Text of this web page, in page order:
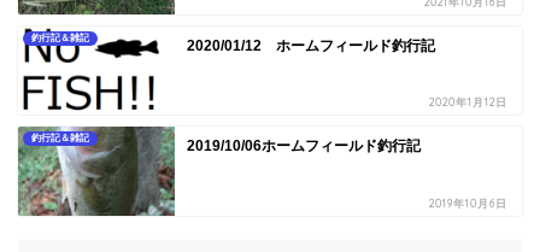
釣行記＆雑記 2020/01/12 ホームフィールド釣行記
2020年1月12日
釣行記＆雑記 2019/10/06ホームフィールド釣行記
2019年10月6日